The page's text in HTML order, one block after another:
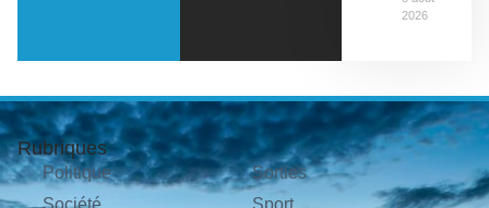
2026
Rubriques
Politique
Société
Sorties
Sport